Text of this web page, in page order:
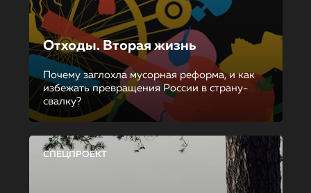
Отходы. Вторая жизнь
Почему заглохла мусорная реформа, и как
избежать превращения России в страну-
свалку?
СПЕЦПРОЕКТ